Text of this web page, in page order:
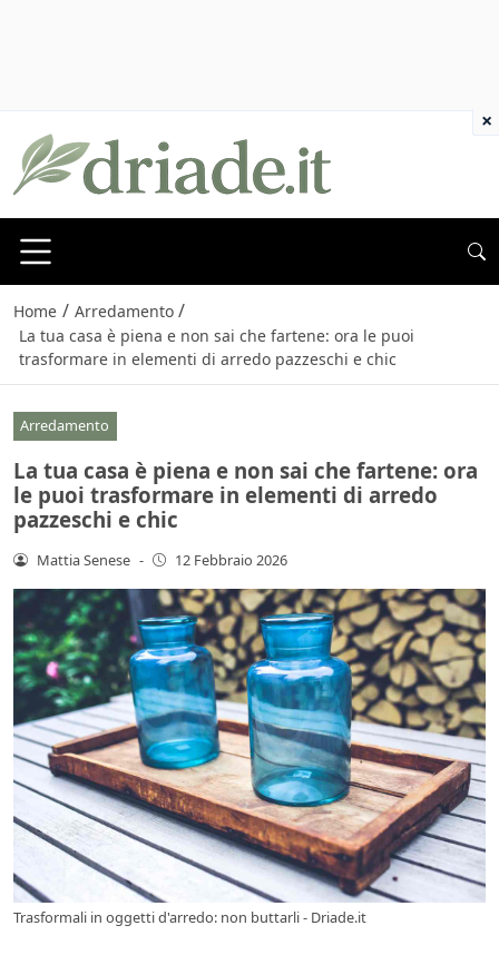
Home / Arredamento /
La tua casa è piena e non sai che fartene: ora le puoi
trasformare in elementi di arredo pazzeschi e chic
Arredamento
La tua casa è piena e non sai che fartene: ora
le puoi trasformare in elementi di arredo
pazzeschi e chic
Mattia Senese - 12 Febbraio 2026
Trasformali in oggetti d'arredo: non buttarli - Driade.it
×